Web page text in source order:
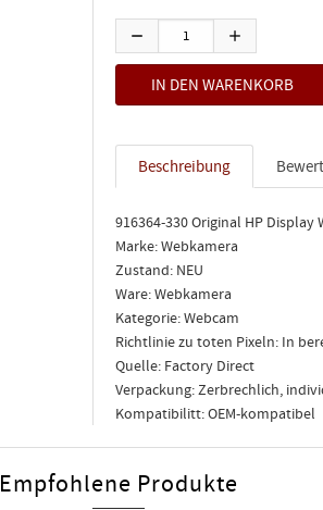
Beschreibung
916364-330 Original HP Display
Marke: Webkamera
Zustand: NEU
Ware: Webkamera
Kategorie: Webcam
Richtlinie zu toten Pixeln: In
Quelle: Factory Direct
Verpackung: Zerbrechlich,
Kompatibilitt: OEM-kompatibel
Empfohlene Produkte